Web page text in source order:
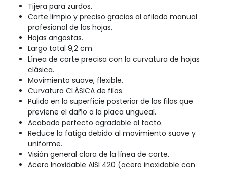
Tijera para zurdos.
Corte limpio y preciso gracias al afilado manual
profesional de las hojas.
Hojas angostas.
Largo total 9,2 cm.
Línea de corte precisa con la curvatura de hojas
clásica.
Movimiento suave, flexible.
Curvatura CLÁSICA de filos.
Pulido en la superficie posterior de los filos que
previene el daño a la placa ungueal.
Acabado perfecto agradable al tacto.
Reduce la fatiga debido al movimiento suave y
uniforme.
Visión general clara de la línea de corte.
Acero Inoxidable AISI 420 (acero inoxidable con